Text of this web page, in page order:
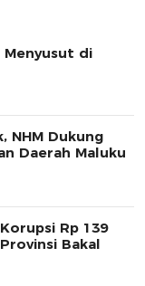
Menyusut di
NHM Dukung
Daerah Maluku
Rp 139
Bakal